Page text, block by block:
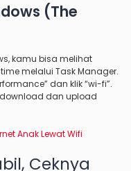
(The
kamu bisa melihat
melalui Task Manager.
dan klik “wi-fi”.
dan upload
Anak Lewat Wifi
Ceknya